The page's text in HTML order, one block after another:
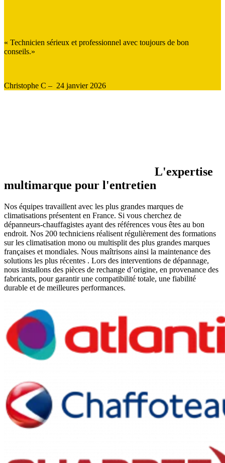
« Technicien sérieux et professionnel avec toujours de bon
conseils.»
Christophe C – 24 janvier 2026
L'expertise
multimarque pour l'entretien
Nos équipes travaillent avec les plus grandes marques de
climatisations présentent en France. Si vous cherchez de
dépanneurs-chauffagistes ayant des références vous êtes au bon
endroit. Nos 200 techniciens réalisent régulièrement des formations
sur les climatisation mono ou multisplit des plus grandes marques
françaises et mondiales. Nous maîtrisons ainsi la maintenance des
solutions les plus récentes . Lors des interventions de dépannage,
nous installons des pièces de rechange d’origine, en provenance des
fabricants, pour garantir une compatibilité totale, une fiabilité
durable et de meilleures performances.